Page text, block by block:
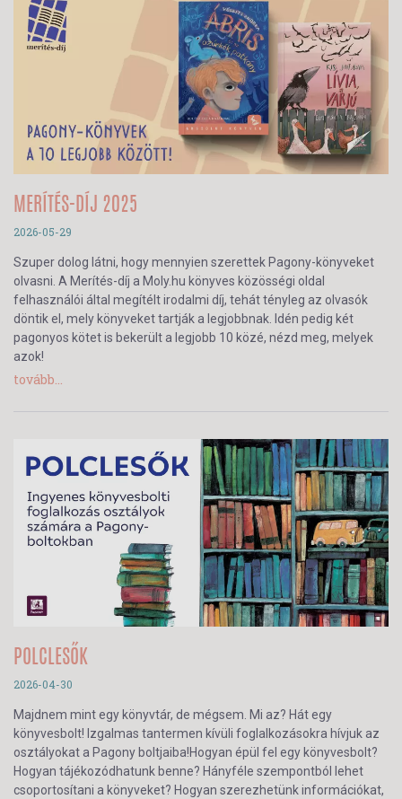
MERÍTÉS-DÍJ 2025
2026-05-29
Szuper dolog látni, hogy mennyien szerettek Pagony-könyveket
olvasni. A Merítés-díj a Moly.hu könyves közösségi oldal
felhasználói által megítélt irodalmi díj, tehát tényleg az olvasók
döntik el, mely könyveket tartják a legjobbnak. Idén pedig két
pagonyos kötet is bekerült a legjobb 10 közé, nézd meg, melyek
azok!
tovább...
POLCLESŐK
2026-04-30
Majdnem mint egy könyvtár, de mégsem. Mi az? Hát egy
könyvesbolt! Izgalmas tantermen kívüli foglalkozásokra hívjuk az
osztályokat a Pagony boltjaiba!Hogyan épül fel egy könyvesbolt?
Hogyan tájékozódhatunk benne? Hányféle szempontból lehet
csoportosítani a könyveket? Hogyan szerezhetünk információkat,